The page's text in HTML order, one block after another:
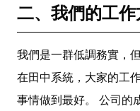
二、我們的工
我們是一群低調務實，
在田中系統，大家的工
事情做到最好。 公司的